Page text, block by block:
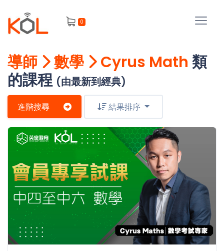
0
進
階
尋
主
題
補
習
課
會
員
我
的
課
程
我
的
課
導師 數學 Cyrus Math 類
的課程 (由最新到經典)
進階搜尋 結果排序